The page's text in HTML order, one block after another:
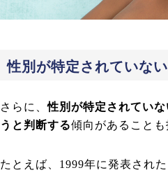
性別が特定されていな
さらに、性別が特定されてい
うと判断する傾向があることも
たとえば、1999年に発表された